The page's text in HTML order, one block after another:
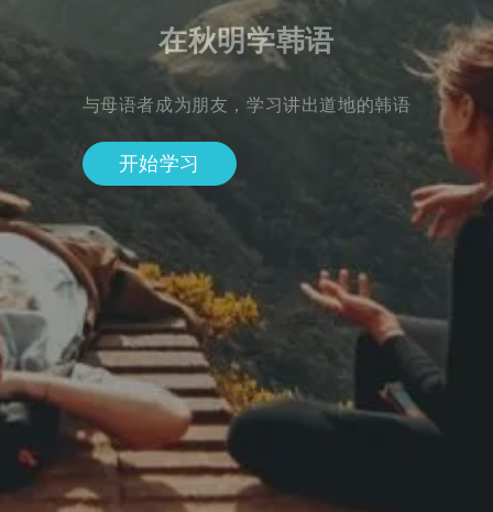
在秋明学韩语
与母语者成为朋友，学习讲出道地的韩语
开始学习